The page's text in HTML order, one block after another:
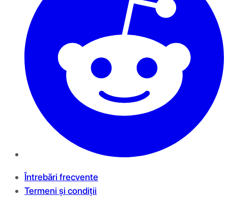
Întrebări frecvente
Termeni și condiții